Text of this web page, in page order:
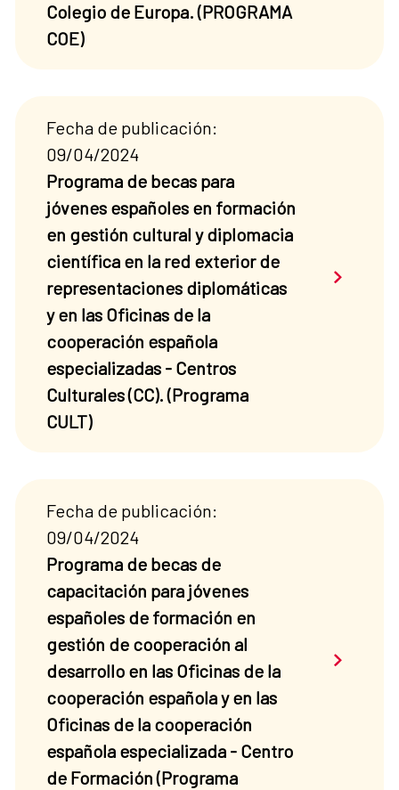
Colegio de Europa. (PROGRAMA
COE)
Fecha de publicación:
09/04/2024
Programa de becas para
jóvenes españoles en formación
en gestión cultural y diplomacia
científica en la red exterior de
representaciones diplomáticas
y en las Oficinas de la
cooperación española
especializadas - Centros
Culturales (CC). (Programa
CULT)
Saber
Fecha de publicación:
09/04/2024
Programa de becas de
capacitación para jóvenes
españoles de formación en
gestión de cooperación al
desarrollo en las Oficinas de la
cooperación española y en las
Oficinas de la cooperación
española especializada - Centro
de Formación (Programa
Saber